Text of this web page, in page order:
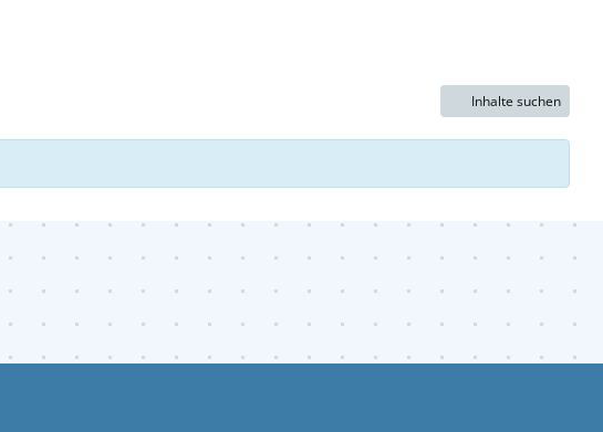
Inhalte suchen